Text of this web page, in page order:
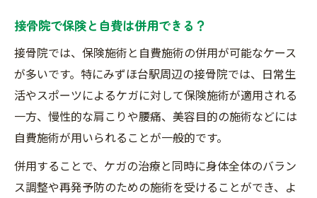
接骨院で保険と自費は併用できる？
接骨院では、保険施術と自費施術の併用が可能なケース
が多いです。特にみずほ台駅周辺の接骨院では、日常生
活やスポーツによるケガに対して保険施術が適用される
一方、慢性的な肩こりや腰痛、美容目的の施術などには
自費施術が用いられることが一般的です。
併用することで、ケガの治療と同時に身体全体のバラン
ス調整や再発予防のための施術を受けることができ、よ